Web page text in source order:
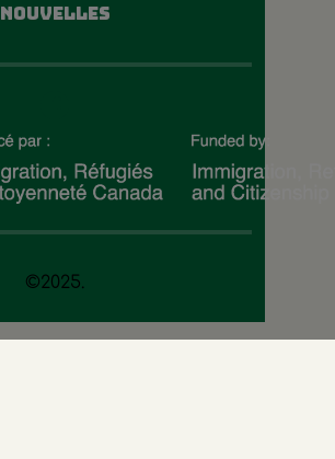
Nouvelles
©2025.